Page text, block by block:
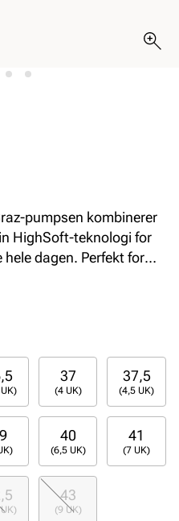
pumpsen kombinerer
HighSoft-teknologi for
dagen. Perfekt for
komfort.
37
(4 UK)
37,5
(4,5 UK)
40
(6,5 UK)
41
(7 UK)
43
(9 UK)